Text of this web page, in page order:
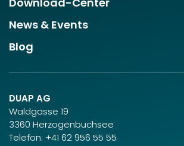
News & Events
Blog
DUAP AG
Waldgasse 19
3360 Herzogenbuchsee
Telefon: +41 62 956 55 55